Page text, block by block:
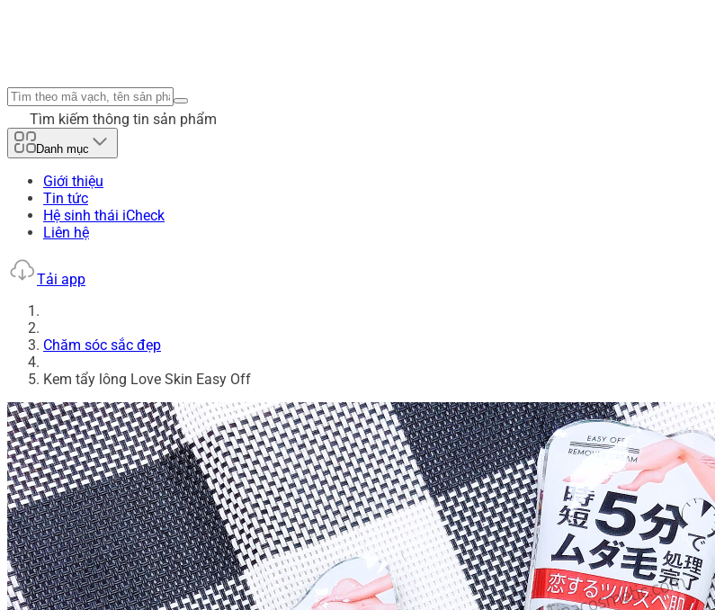
Tìm kiếm thông tin sản phẩm
Danh mục
Giới thiệu
Tin tức
Hệ sinh thái iCheck
Liên hệ
Tải app
Chăm sóc sắc đẹp
Kem tẩy lông Love Skin Easy Off